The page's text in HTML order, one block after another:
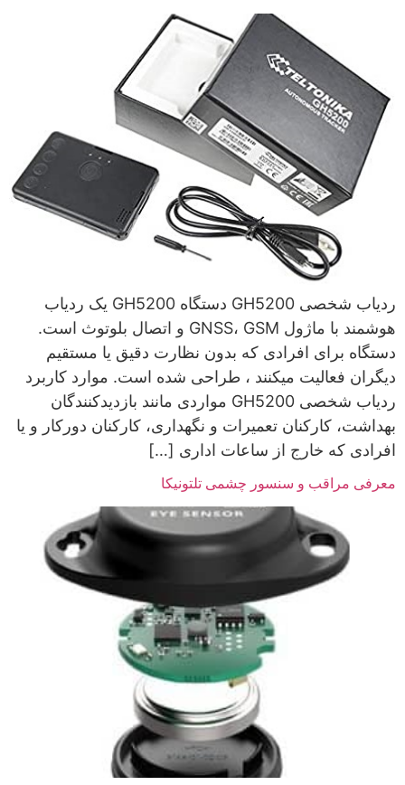
ردیاب شخصی GH5200 دستگاه GH5200 یک ردیاب
هوشمند با ماژول GNSS، GSM و اتصال بلوتوث است.
دستگاه برای افرادی که بدون نظارت دقیق یا مستقیم
دیگران فعالیت می­کنند ، طراحی شده است. موارد کاربرد
ردیاب شخصی GH5200 مواردی مانند بازدیدکنندگان
بهداشت، کارکنان تعمیرات و نگهداری، کارکنان دورکار و یا
افرادی که خارج از ساعات اداری […]
معرفی مراقب و سنسور چشمی تلتونیکا